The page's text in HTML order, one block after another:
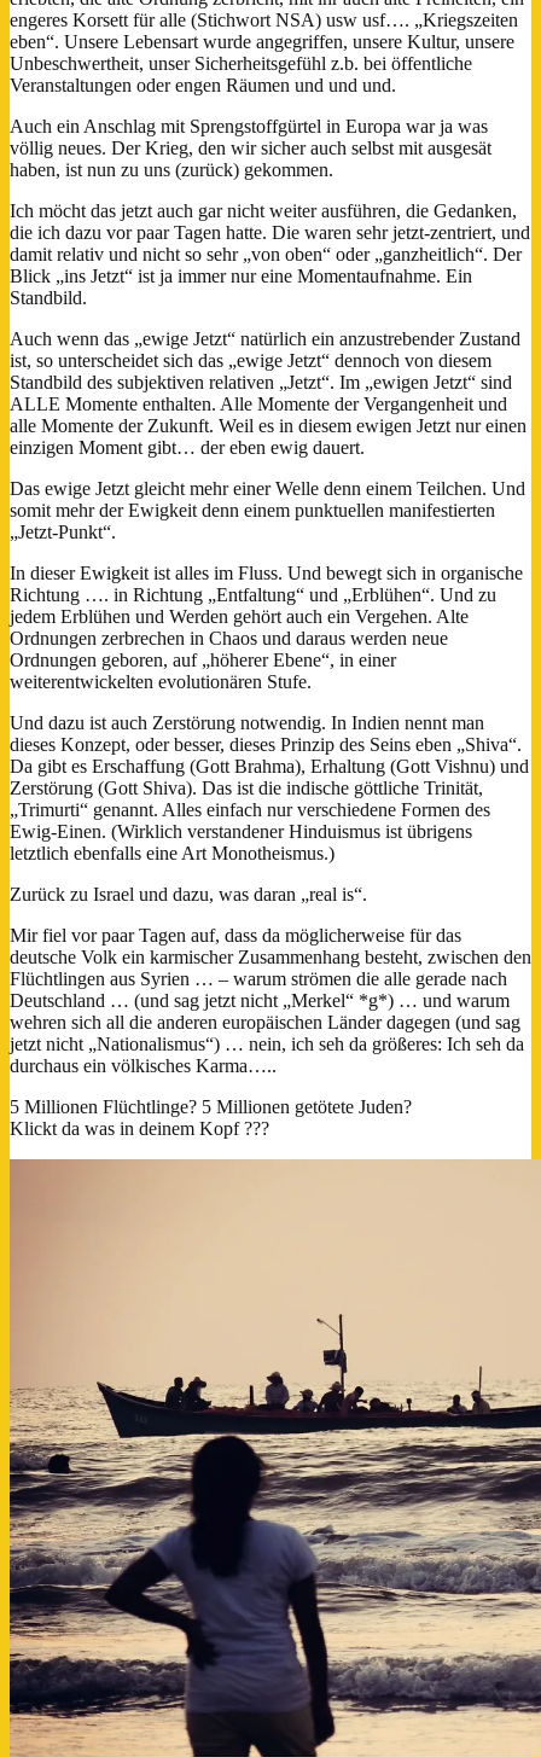
engeres Korsett für alle (Stichwort NSA) usw usf…. „Kriegszeiten
eben“. Unsere Lebensart wurde angegriffen, unsere Kultur, unsere
Unbeschwertheit, unser Sicherheitsgefühl z.b. bei öffentliche
Veranstaltungen oder engen Räumen und und und.
Auch ein Anschlag mit Sprengstoffgürtel in Europa war ja was
völlig neues. Der Krieg, den wir sicher auch selbst mit ausgesät
haben, ist nun zu uns (zurück) gekommen.
Ich möcht das jetzt auch gar nicht weiter ausführen, die Gedanken,
die ich dazu vor paar Tagen hatte. Die waren sehr jetzt-zentriert, und
damit relativ und nicht so sehr „von oben“ oder „ganzheitlich“. Der
Blick „ins Jetzt“ ist ja immer nur eine Momentaufnahme. Ein
Standbild.
Auch wenn das „ewige Jetzt“ natürlich ein anzustrebender Zustand
ist, so unterscheidet sich das „ewige Jetzt“ dennoch von diesem
Standbild des subjektiven relativen „Jetzt“. Im „ewigen Jetzt“ sind
ALLE Momente enthalten. Alle Momente der Vergangenheit und
alle Momente der Zukunft. Weil es in diesem ewigen Jetzt nur einen
einzigen Moment gibt… der eben ewig dauert.
Das ewige Jetzt gleicht mehr einer Welle denn einem Teilchen. Und
somit mehr der Ewigkeit denn einem punktuellen manifestierten
„Jetzt-Punkt“.
In dieser Ewigkeit ist alles im Fluss. Und bewegt sich in organische
Richtung …. in Richtung „Entfaltung“ und „Erblühen“. Und zu
jedem Erblühen und Werden gehört auch ein Vergehen. Alte
Ordnungen zerbrechen in Chaos und daraus werden neue
Ordnungen geboren, auf „höherer Ebene“, in einer
weiterentwickelten evolutionären Stufe.
Und dazu ist auch Zerstörung notwendig. In Indien nennt man
dieses Konzept, oder besser, dieses Prinzip des Seins eben „Shiva“.
Da gibt es Erschaffung (Gott Brahma), Erhaltung (Gott Vishnu) und
Zerstörung (Gott Shiva). Das ist die indische göttliche Trinität,
„Trimurti“ genannt. Alles einfach nur verschiedene Formen des
Ewig-Einen. (Wirklich verstandener Hinduismus ist übrigens
letztlich ebenfalls eine Art Monotheismus.)
Zurück zu Israel und dazu, was daran „real is“.
Mir fiel vor paar Tagen auf, dass da möglicherweise für das
deutsche Volk ein karmischer Zusammenhang besteht, zwischen den
Flüchtlingen aus Syrien … – warum strömen die alle gerade nach
Deutschland … (und sag jetzt nicht „Merkel“ *g*) … und warum
wehren sich all die anderen europäischen Länder dagegen (und sag
jetzt nicht „Nationalismus“) … nein, ich seh da größeres: Ich seh da
durchaus ein völkisches Karma…..
5 Millionen Flüchtlinge? 5 Millionen getötete Juden?
Klickt da was in deinem Kopf ???